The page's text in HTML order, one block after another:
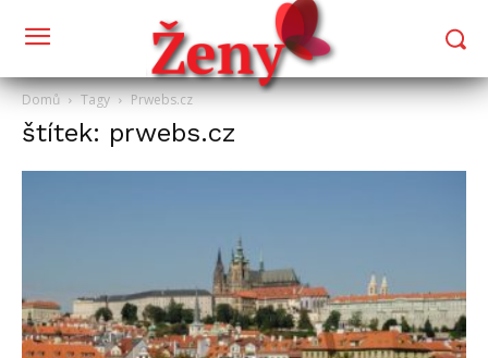
Domů Tagy Prwebs.cz
štítek: prwebs.cz